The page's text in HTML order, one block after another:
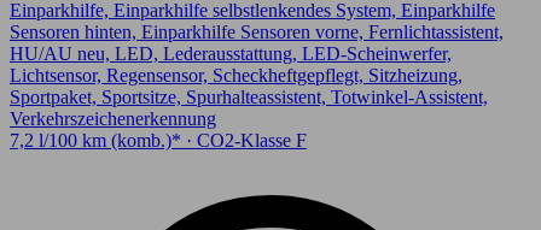
Einparkhilfe, Einparkhilfe selbstlenkendes System, Einparkhilfe
Sensoren hinten, Einparkhilfe Sensoren vorne, Fernlichtassistent,
HU/AU neu, LED, Lederausstattung, LED-Scheinwerfer,
Lichtsensor, Regensensor, Scheckheftgepflegt, Sitzheizung,
Sportpaket, Sportsitze, Spurhalteassistent, Totwinkel-Assistent,
Verkehrszeichenerkennung
7,2 l/100 km (komb.)* · CO2-Klasse F